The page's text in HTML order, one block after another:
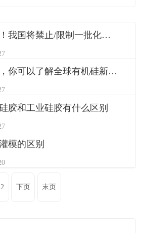
注意啦！我国将禁止/限制一批化工技术进口，清单在这里
在这里，你可以了解全球有机硅新产品发展趋势！
胶和工业硅胶有什么区别
模的区别
2 下页 末页